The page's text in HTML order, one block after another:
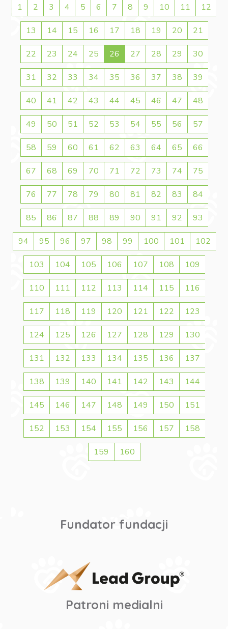
1 2 3 4 5 6 7 8 9 10 11 12
13 14 15 16 17 18 19 20 21
22 23 24 25 26 27 28 29 30
31 32 33 34 35 36 37 38 39
40 41 42 43 44 45 46 47 48
49 50 51 52 53 54 55 56 57
58 59 60 61 62 63 64 65 66
67 68 69 70 71 72 73 74 75
76 77 78 79 80 81 82 83 84
85 86 87 88 89 90 91 92 93
94 95 96 97 98 99 100 101 102
103 104 105 106 107 108 109
110 111 112 113 114 115 116
117 118 119 120 121 122 123
124 125 126 127 128 129 130
131 132 133 134 135 136 137
138 139 140 141 142 143 144
145 146 147 148 149 150 151
152 153 154 155 156 157 158
159 160
Fundator fundacji
Patroni medialni